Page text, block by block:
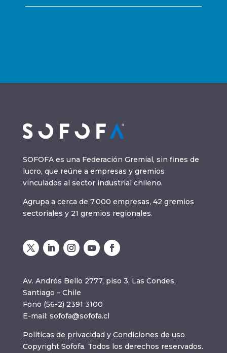
SOFOFA es una Federación Gremial, sin fines de
lucro, que reúne a empresas y gremios
vinculados al sector industrial chileno.
Agrupa a cerca de 7.000 empresas, 42 gremios
sectoriales y 21 gremios regionales.
Av. Andrés Bello 2777, piso 3, Las Condes,
Santiago – Chile
Fono (56-2) 2391 3100
E-mail: sofofa@sofofa.cl
Políticas de privacidad y Condiciones de uso
Copyright Sofofa. Todos los derechos reservados.